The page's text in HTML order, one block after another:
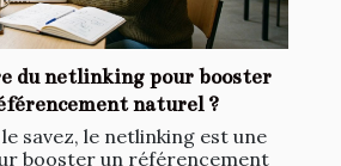
du netlinking pour booster
naturel ?
savez, le netlinking est une
booster un référencement